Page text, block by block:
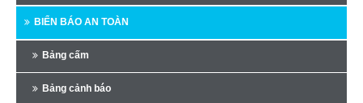
BIỂN BÁO AN TOÀN
Bảng cấm
Bảng cảnh báo